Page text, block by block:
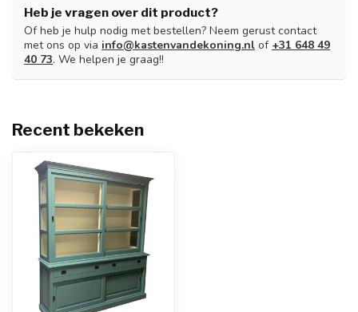
Heb je vragen over dit product?
Of heb je hulp nodig met bestellen? Neem gerust contact
met ons op via info@kastenvandekoning.nl of +31 648 49
40 73. We helpen je graag!!
Recent bekeken